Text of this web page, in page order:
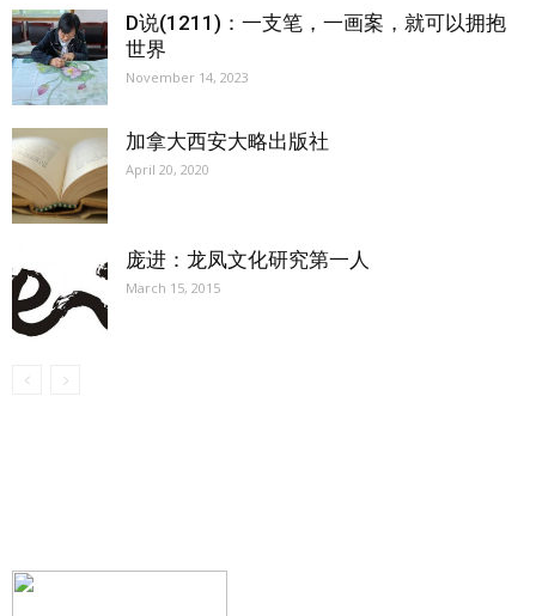
D说(1211)：一支笔，一画案，就可以拥抱
世界
November 14, 2023
加拿大西安大略出版社
April 20, 2020
庞进：龙凤文化研究第一人
March 15, 2015